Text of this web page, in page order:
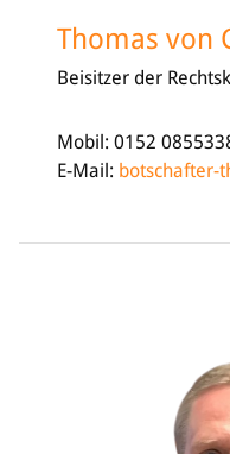
Thomas von
Beisitzer der
Mobil: 0152
E-Mail: botschafter-